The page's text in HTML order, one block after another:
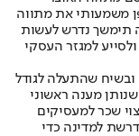
משמעותי את מתווה
תימשך נדרש לעשות
למגזר העסקי
ובשיח שהתעלה לגודל
מענה ראשוני
שכר למעסיקים
למדינה כדי